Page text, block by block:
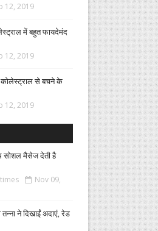
12, 2019
में बहुत फायदेमंद
12, 2019
से बचने के
12, 2019
सोशल मैसेज देती है
Nov 09,
ने दिखाईं अदाएं, रेड